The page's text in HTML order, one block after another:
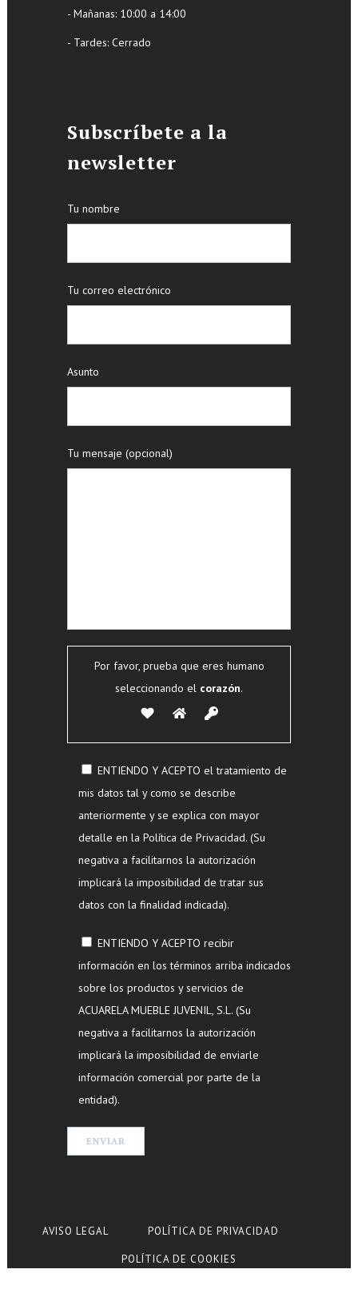
- Mañanas: 10:00 a 14:00
- Tardes: Cerrado
Subscríbete a la
newsletter
Tu nombre
Tu correo electrónico
Asunto
Tu mensaje (opcional)
Por favor, prueba que eres humano
seleccionando el corazón.
ENTIENDO Y ACEPTO el tratamiento de
mis datos tal y como se describe
anteriormente y se explica con mayor
detalle en la Política de Privacidad. (Su
negativa a facilitarnos la autorización
implicará la imposibilidad de tratar sus
datos con la finalidad indicada).
ENTIENDO Y ACEPTO recibir
información en los términos arriba indicados
sobre los productos y servicios de
ACUARELA MUEBLE JUVENIL, S.L. (Su
negativa a facilitarnos la autorización
implicará la imposibilidad de enviarle
información comercial por parte de la
entidad).
AVISO LEGAL POLÍTICA DE PRIVACIDAD
POLÍTICA DE COOKIES